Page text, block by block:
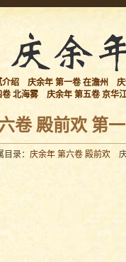
介绍 庆余年 第一卷 在澹州
北海雾 庆余年 第五卷 京华
卷 殿前欢 第
目录： 庆余年 第六卷 殿前欢 庆